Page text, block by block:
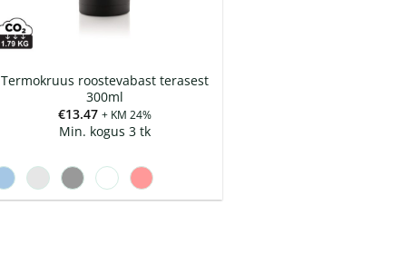
Termokruus roostevabast terasest
300ml
€13.47 + KM 24%
Min. kogus 3 tk